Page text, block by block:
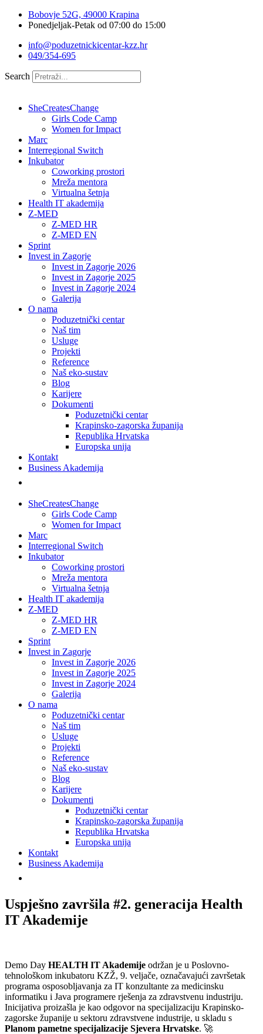
Bobovje 52G, 49000 Krapina
Ponedjeljak-Petak od 07:00 do 15:00
info@poduzetnickicentar-kzz.hr
049/354-695
Search
SheCreatesChange
Girls Code Camp
Women for Impact
Marc
Interregional Switch
Inkubator
Coworking prostori
Mreža mentora
Virtualna šetnja
Health IT akademija
Z-MED
Z-MED HR
Z-MED EN
Sprint
Invest in Zagorje
Invest in Zagorje 2026
Invest in Zagorje 2025
Invest in Zagorje 2024
Galerija
O nama
Poduzetnički centar
Naš tim
Usluge
Projekti
Reference
Naš eko-sustav
Blog
Karijere
Dokumenti
Poduzetnički centar
Krapinsko-zagorska županija
Republika Hrvatska
Europska unija
Kontakt
Business Akademija
SheCreatesChange
Girls Code Camp
Women for Impact
Marc
Interregional Switch
Inkubator
Coworking prostori
Mreža mentora
Virtualna šetnja
Health IT akademija
Z-MED
Z-MED HR
Z-MED EN
Sprint
Invest in Zagorje
Invest in Zagorje 2026
Invest in Zagorje 2025
Invest in Zagorje 2024
Galerija
O nama
Poduzetnički centar
Naš tim
Usluge
Projekti
Reference
Naš eko-sustav
Blog
Karijere
Dokumenti
Poduzetnički centar
Krapinsko-zagorska županija
Republika Hrvatska
Europska unija
Kontakt
Business Akademija
Uspješno završila #2. generacija Health
IT Akademije
Demo Day HEALTH IT Akademije održan je u Poslovno-
tehnološkom inkubatoru KZŽ, 9. veljače, označavajući završetak
programa osposobljavanja za IT konzultante za medicinsku
informatiku i Java programere rješenja za zdravstvenu industriju.
Inicijativa proizašla je kao odgovor na specijalizaciju Krapinsko-
zagorske županije u sektoru zdravstvene industrije, u skladu s
Planom pametne specijalizacije Sjevera Hrvatske. 🚀